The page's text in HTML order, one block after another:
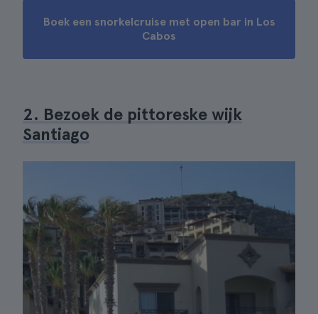
Boek een snorkelcruise met open bar in Los
Cabos
2. Bezoek de pittoreske wijk
Santiago